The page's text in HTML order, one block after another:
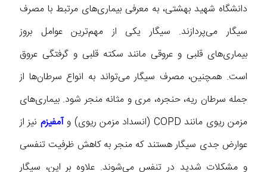
دانشگاه شهید بهشتی، به معرفی بیماری‌های مرتبط با مصرف
سیگار می‌پردازند. سیگار یکی از مهم‌ترین عوامل بروز
بیماری‌های قلبی و عروقی مانند سکته قلبی و گرفتگی عروق
است. همچنین، مصرف سیگار می‌تواند به انواع سرطان‌ها از
جمله سرطان ریه، حنجره، مری و مثانه منجر شود. بیماری‌های
مزمن ریوی مانند COPD (انسداد مزمن ریوی) و
آمفیزم نیز از
عوارض جدی سیگار هستند که منجر به کاهش ظرفیت تنفسی
و مشکلات شدید در تنفس می‌شوند. علاوه بر این، سیگار